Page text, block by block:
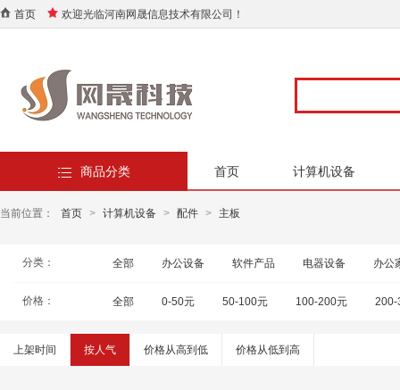
首页 欢迎光临河南网晟信息技术有限公司！
商品分类 首页 计算机设备
当前位置： 首页 > 计算机设备 > 配件 > 主板
分类： 全部 办公设备 软件产品 电器设备 办公
价格： 全部 0-50元 50-100元 100-200元 200-
上架时间 按人气 价格从高到低 价格从低到高